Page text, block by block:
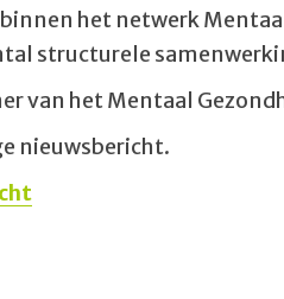
het netwerk
structurele
van het Mentaal
nieuwsbericht.